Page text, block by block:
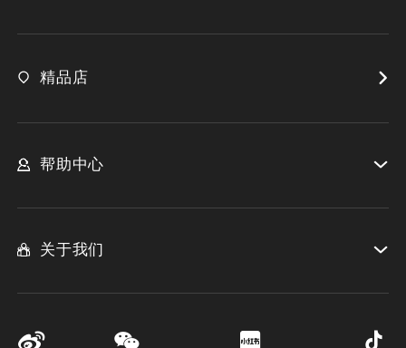
精品店
帮助中心
关于我们